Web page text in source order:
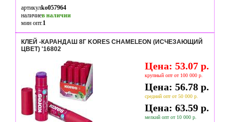
артикулko057964
наличиев наличии
мин опт.1
КЛЕЙ -КАРАНДАШ 8Г KORES CHAMELEON (ИСЧЕЗАЮЩИЙ
ЦВЕТ) '16802
Цена: 53.07 р.
крупный опт от 100 000 р.
Цена: 56.78 р.
средний опт от 50 000 р.
Цена: 63.59 р.
мелкий опт от 10 000 р.